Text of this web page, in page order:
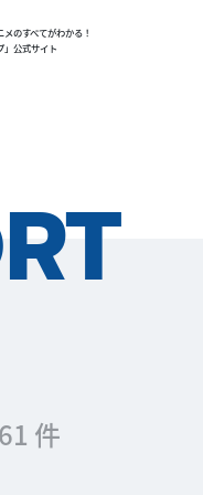
のすべてがわかる！
」公式サイト
件